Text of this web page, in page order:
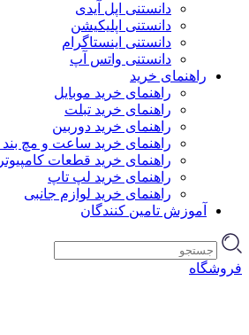
دانستنی اپل آیدی
دانستنی اپلیکیشن
دانستنی اینستاگرام
دانستنی واتس آپ
راهنمای خرید
راهنمای خرید موبایل
راهنمای خرید تبلت
راهنمای خرید دوربین
راهنمای خرید ساعت و مچ
راهنمای خرید قطعات کامپیوتر
راهنمای خرید لپ تاپ
راهنمای خرید لوازم جانبی
آموزش تامین کنندگان
فروشگاه